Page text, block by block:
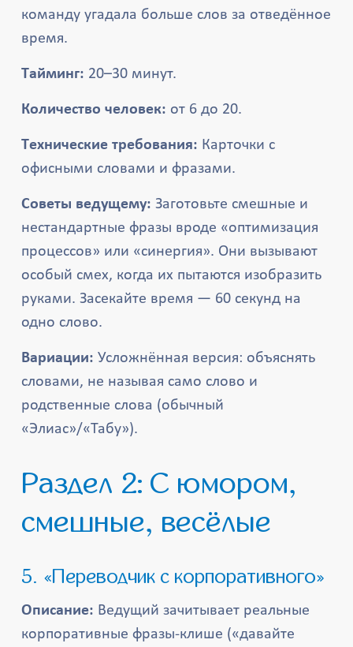
команду угадала больше слов за отведённое
время.
Тайминг: 20–30 минут.
Количество человек: от 6 до 20.
Технические требования: Карточки с
офисными словами и фразами.
Советы ведущему: Заготовьте смешные и
нестандартные фразы вроде «оптимизация
процессов» или «синергия». Они вызывают
особый смех, когда их пытаются изобразить
руками. Засекайте время — 60 секунд на
одно слово.
Вариации: Усложнённая версия: объяснять
словами, не называя само слово и
родственные слова (обычный
«Элиас»/«Табу»).
Раздел 2: С юмором,
смешные, весёлые
5. «Переводчик с корпоративного»
Описание: Ведущий зачитывает реальные
корпоративные фразы-клише («давайте